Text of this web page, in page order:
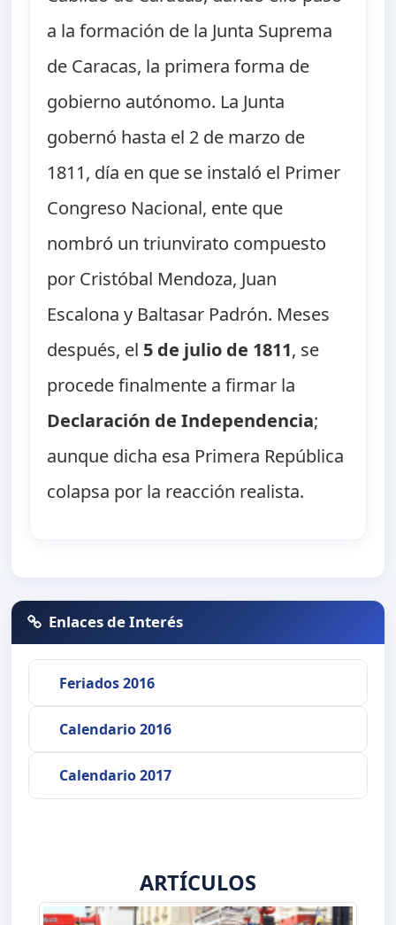
a la formación de la Junta Suprema
de Caracas, la primera forma de
gobierno autónomo. La Junta
gobernó hasta el 2 de marzo de
1811, día en que se instaló el Primer
Congreso Nacional, ente que
nombró un triunvirato compuesto
por Cristóbal Mendoza, Juan
Escalona y Baltasar Padrón. Meses
después, el 5 de julio de 1811, se
procede finalmente a firmar la
Declaración de Independencia;
aunque dicha esa Primera República
colapsa por la reacción realista.
Enlaces de Interés
Feriados 2016
Calendario 2016
Calendario 2017
ARTÍCULOS